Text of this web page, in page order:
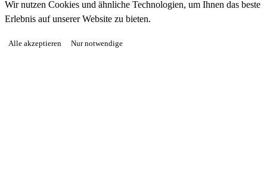
Wir nutzen Cookies und ähnliche Technologien, um Ihnen das beste
Erlebnis auf unserer Website zu bieten.
Alle akzeptieren Nur notwendige